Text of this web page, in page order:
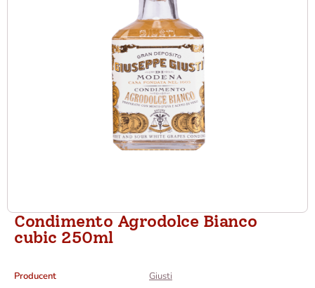
Condimento Agrodolce Bianco
cubic 250ml
Producent
Giusti